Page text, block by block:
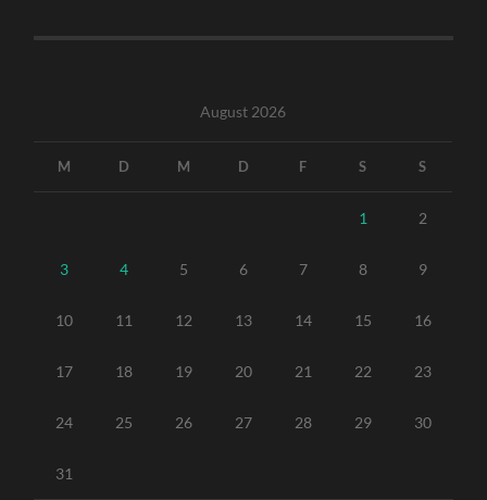
August 2026
M D M D F S S
1 2
3 4 5 6 7 8 9
10 11 12 13 14 15 16
17 18 19 20 21 22 23
24 25 26 27 28 29 30
31